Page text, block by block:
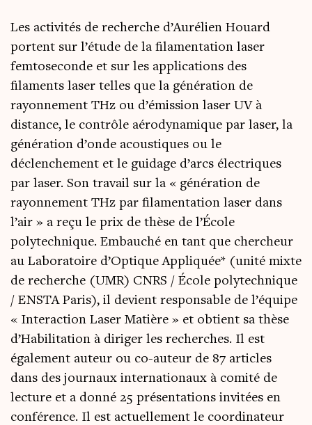
Les activités de recherche d’Aurélien Houard
portent sur l’étude de la filamentation laser
femtoseconde et sur les applications des
filaments laser telles que la génération de
rayonnement THz ou d’émission laser UV à
distance, le contrôle aérodynamique par laser, la
génération d’onde acoustiques ou le
déclenchement et le guidage d’arcs électriques
par laser. Son travail sur la « génération de
rayonnement THz par filamentation laser dans
l’air » a reçu le prix de thèse de l’École
polytechnique. Embauché en tant que chercheur
au Laboratoire d’Optique Appliquée* (unité mixte
de recherche (UMR) CNRS / École polytechnique
/ ENSTA Paris), il devient responsable de l’équipe
« Interaction Laser Matière » et obtient sa thèse
d’Habilitation à diriger les recherches. Il est
également auteur ou co-auteur de 87 articles
dans des journaux internationaux à comité de
lecture et a donné 25 présentations invitées en
conférence. Il est actuellement le coordinateur